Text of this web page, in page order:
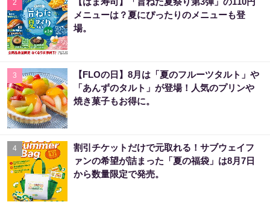
2
メニューは？夏にぴったりのメニューも登
場。
3
【FLOの日】8月は「夏のフルーツタルト」や
「あんずのタルト」が登場！人気のプリンや
焼き菓子もお得に。
4
割引チケットだけで元取れる！サブウェイフ
ァンの希望が詰まった「夏の福袋」は8月7日
から数量限定で発売。